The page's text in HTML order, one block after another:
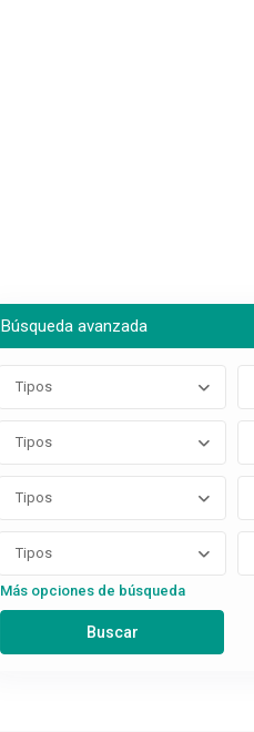
Búsqueda avanzada
Tipos
Tipos
Tipos
Tipos
Más opciones de búsqueda